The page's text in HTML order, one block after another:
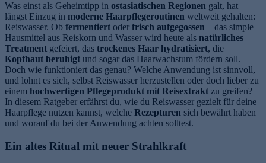
Was einst als Geheimtipp in ostasiatischen Regionen galt, hat
längst Einzug in moderne Haarpflegeroutinen weltweit gehalten:
Reiswasser. Ob fermentiert oder frisch aufgegossen – das simple
Hausmittel aus Reiskorn und Wasser wird heute als natürliches
Treatment gefeiert, das trockenes Haar hydratisiert, die
Kopfhaut beruhigt und sogar das Haarwachstum fördern soll.
Doch wie funktioniert das genau? Welche Anwendung ist sinnvoll,
und lohnt es sich, selbst Reiswasser herzustellen oder doch lieber zu
einem hochwertigen Pflegeprodukt mit Reisextrakt zu greifen?
In diesem Ratgeber erfährst du, wie du Reiswasser gezielt für deine
Haarpflege nutzen kannst, welche Rezepturen sich bewährt haben
und worauf du bei der Anwendung achten solltest.
Ein altes Ritual mit neuer Strahlkraft